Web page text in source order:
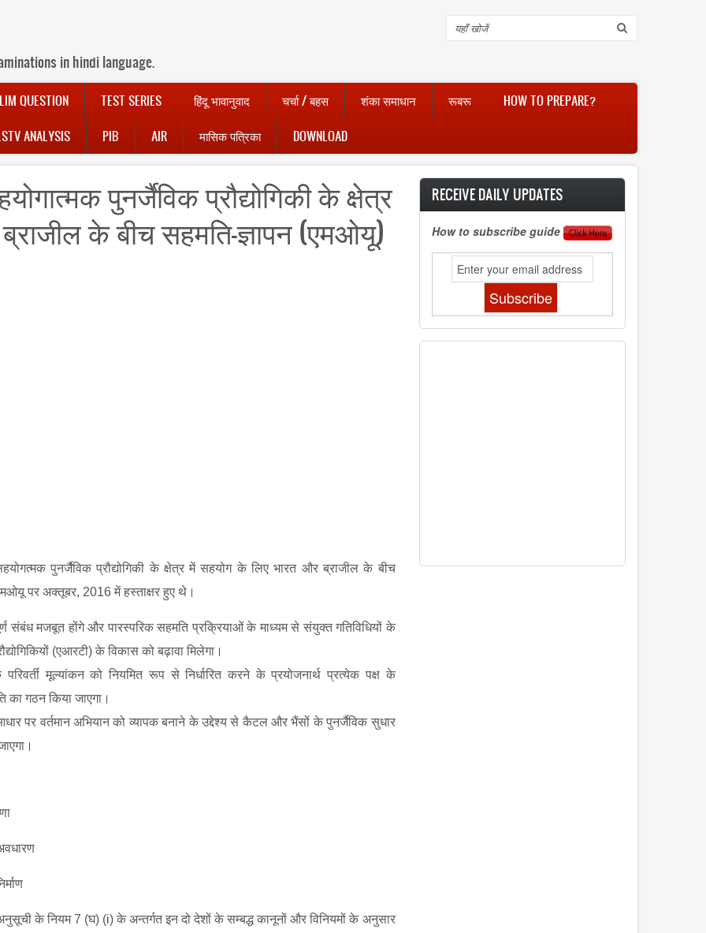
in hindi language.
Search
QUESTION TEST SERIES हिंदू भावानुवाद चर्चा / बहस शंका समाधान रूबरू HOW TO PREPARE?
ANALYSIS PIB AIR मासिक पत्रिका DOWNLOAD
पुनर्जैविक प्रौद्योगिकी के क्षेत्र
के बीच सहमति-ज्ञापन (एमओयू)
पुनर्जैविक प्रौद्योगिकी के क्षेत्र में सहयोग के लिए भारत और ब्राजील के बीच
पर अक्‍तूबर, 2016 में हस्‍ताक्षर हुए थे।
संबंध मजबूत होंगे और पारस्‍परिक सहमति प्रक्रियाओं के माध्‍यम से संयुक्‍त गतिविधियों के
(एआरटी) के विकास को बढ़ावा मिलेगा।
मूल्‍यांकन को नियमित रूप से निर्धारित करने के प्रयोजनार्थ प्रत्‍येक पक्ष के
का गठन किया जाएगा।
पर वर्तमान अभियान को व्‍यापक बनाने के उद्देश्‍य से कैटल और भैंसों के पुनर्जैविक सुधार
के नियम 7 (घ) (i) के अन्‍तर्गत इन दो देशों के सम्‍बद्ध कानूनों और विनियमों के अनुसार
RECEIVE DAILY UPDATES
How to subscribe guide